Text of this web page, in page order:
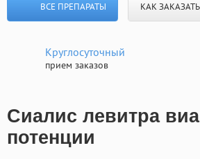
ВСЕ ПРЕПАРАТЫ КАК ЗАКАЗАТЬ
Круглосуточный
прием заказов
Сиалис левитра
потенции